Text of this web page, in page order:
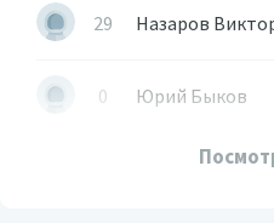
29 Назаров
0 Юрий Быков
Валера